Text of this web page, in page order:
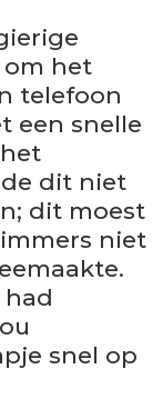
het
telefoon
een snelle
dit niet
dit moest
niet
snel op